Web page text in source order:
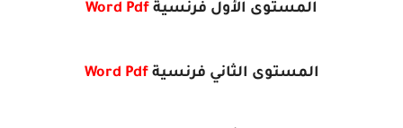
المستوى الأول فرنسية Word Pdf
المستوى الثاني فرنسية Word Pdf